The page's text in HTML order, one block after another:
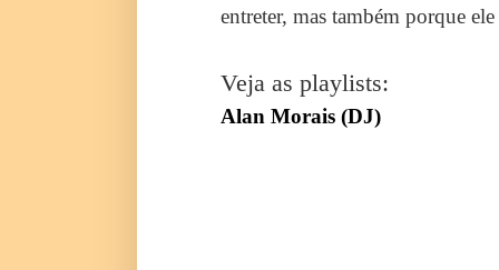
entreter, mas também porque
Veja as playlists:
Alan Morais (DJ)